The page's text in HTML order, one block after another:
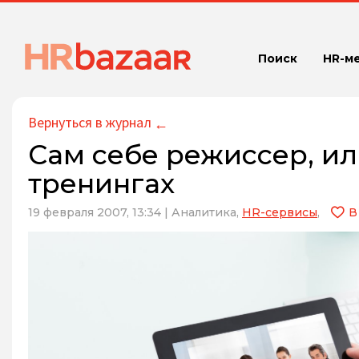
Поиск HR-
Вернуться в журнал ←
Сам себе режиссер,
тренингах
19 февраля 2007, 13:34 | Аналитика, HR-сервисы, В